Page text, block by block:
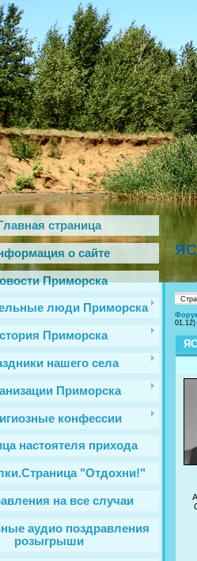
Главная страница
о сайте
Приморска
люди Приморска
Приморска
нашего села
Приморска
конфессии
настоятеля прихода
"Отдохни!"
на все случаи
аудио поздравления
розыгрыши
01.12)